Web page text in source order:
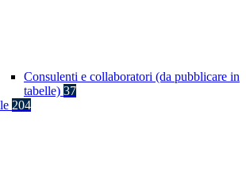
Consulenti e collaboratori (da pubblicare in
tabelle) 37
204